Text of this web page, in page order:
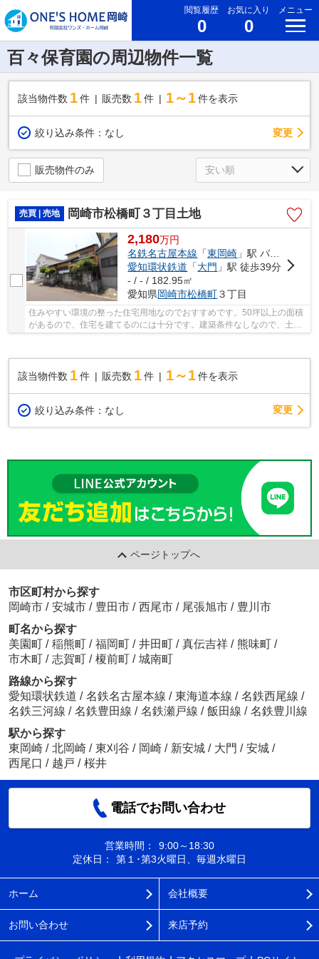
閲覧履歴
0
お気に入り
0
メニュー
百々保育園の周辺物件一覧
該当物件数 1件 販売数 1 件 1～1 件を表示
絞り込み条件： なし 変更
販売物件のみ
売買 | 売地 岡崎市松橋町３丁目土地
2,180万円
名鉄名古屋本線 「東岡崎 」駅 バス25分 「真伝町」 停歩9分
愛知環状鉄道 「大門 」駅 徒歩39分
- / - / 182.95㎡
愛知県岡崎市松橋町３丁目
住みやすい環境の整った住宅用地なのでおすすめです。50坪以上の面積
があるので、住宅を建てるのには十分です。建築条件なしなので、土地
該当物件数 1件 販売数 1 件 1～1 件を表示
絞り込み条件： なし 変更
ページトップへ
市区町村から探す
岡崎市 / 安城市 / 豊田市 / 西尾市 / 尾張旭市 / 豊川市
町名から探す
美園町 / 稲熊町 / 福岡町 / 井田町 / 真伝吉祥 / 熊味町 /
市木町 / 志賀町 / 榎前町 / 城南町
路線から探す
愛知環状鉄道 / 名鉄名古屋本線 / 東海道本線 / 名鉄西尾線 /
名鉄三河線 / 名鉄豊田線 / 名鉄瀬戸線 / 飯田線 / 名鉄豊川線
駅から探す
東岡崎 / 北岡崎 / 東刈谷 / 岡崎 / 新安城 / 大門 / 安城 /
西尾口 / 越戸 / 桜井
電話でお問い合わせ
営業時間：
9:00～18:30
定休日：
第１･第3火曜日、毎週水曜日
ホーム 会社概要
お問い合わせ 来店予約